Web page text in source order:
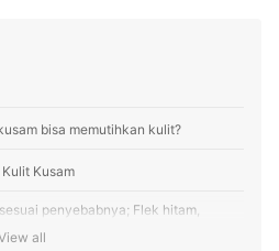
akurat dan tepercaya.
bisa memutihkan kulit?
Kusam
penyebabnya; Flek hitam,
polusi, atau sel kulit mati
all